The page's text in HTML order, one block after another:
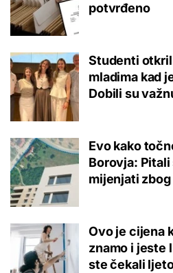
potvrđeno
Studenti
mladima kad
Dobili su
Evo kako
Borovja: Pitali
mijenjati
Ovo je cijena
znamo i jeste
ste čekali